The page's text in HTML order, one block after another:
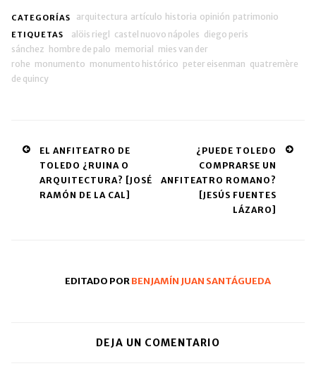
CATEGORÍAS arquitectura artículo historia opinión patrimonio
ETIQUETAS alöis riegl castel nuovo nápoles diego peris
sánchez hombre de palo memorial
mies van der
rohe monumento monumento histórico peter eisenman quatremère
de quincy
Post
navigation
EL ANFITEATRO DE
TOLEDO ¿RUINA O
ARQUITECTURA? [JOSÉ
RAMÓN DE LA CAL]
¿PUEDE TOLEDO
COMPRARSE UN
ANFITEATRO ROMANO?
[JESÚS FUENTES
LÁZARO]
EDITADO PORBENJAMÍN JUAN SANTÁGUEDA
DEJA UN COMENTARIO